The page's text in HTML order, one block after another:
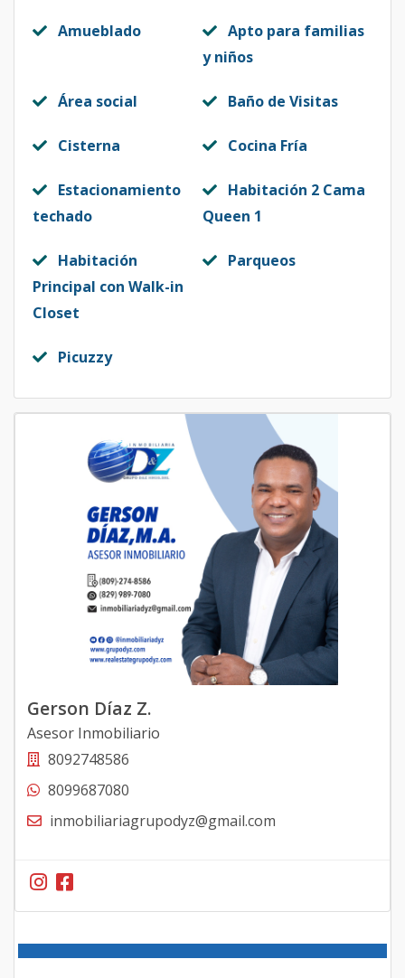
Amueblado
Apto para familias
y niños
Área social Baño de Visitas
Cisterna Cocina Fría
Estacionamiento
techado
Habitación 2 Cama
Queen 1
Habitación
Principal con Walk-in
Closet
Parqueos
Picuzzy
Gerson Díaz Z.
Asesor Inmobiliario
8092748586
8099687080
inmobiliariagrupodyz@gmail.com